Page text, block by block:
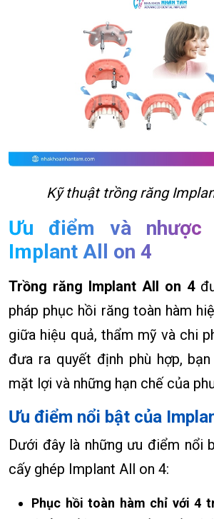
Kỹ thuật trồng răng
Ưu điểm và nhược
Implant All on 4
Trồng răng Implant All on 4
pháp phục hồi răng toàn hàm
giữa hiệu quả, thẩm mỹ và chi
đưa ra quyết định phù hợp,
mặt lợi và những hạn chế của
Ưu điểm nổi bật của
Dưới đây là những ưu điểm nổi
cấy ghép Implant All on 4:
Phục hồi toàn hàm chỉ với 4